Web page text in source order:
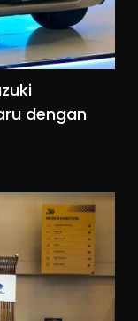
dengan